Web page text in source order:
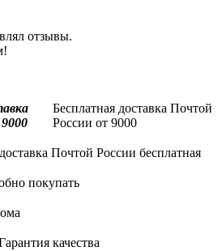
отзывы.
Бесплатная доставка Почтой
России от 9000
Почтой России бесплатная
покупать
качества